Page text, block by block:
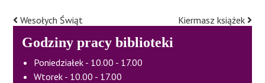
Post
navigation
Wesołych Świąt Kiermasz książek
Godziny pracy biblioteki
Poniedziałek - 10.00 - 17.00
Wtorek - 10.00 - 17.00